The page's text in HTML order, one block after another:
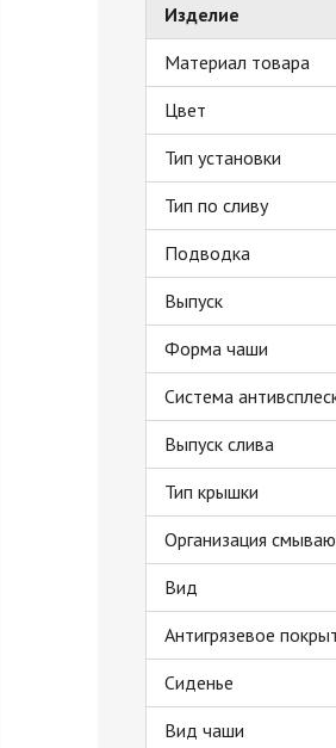
Изделие
Материал товара
Цвет
Тип установки
Тип по сливу
Подводка
Выпуск
Форма чаши
Система
Выпуск слива
Тип крышки
Организация
Вид
Антигрязевое
Сиденье
Вид чаши